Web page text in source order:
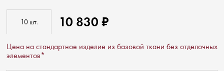
10 830 ₽
Цена на стандартное изделие из базовой ткани без отделочных
элементов*